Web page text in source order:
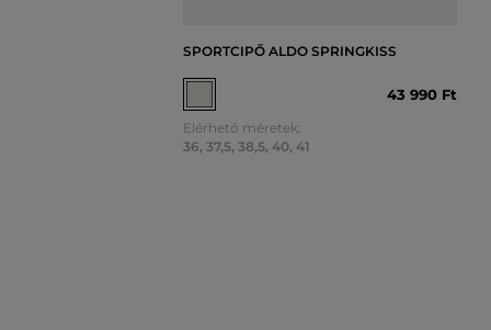
SPORTCIPŐ ALDO SPRINGKISS
43 990 Ft
Elérhető méretek:
36, 37,5, 38,5, 40, 41